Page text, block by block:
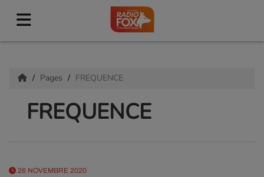
Pages FREQUENCE
FREQUENCE
26 NOVEMBRE 2020